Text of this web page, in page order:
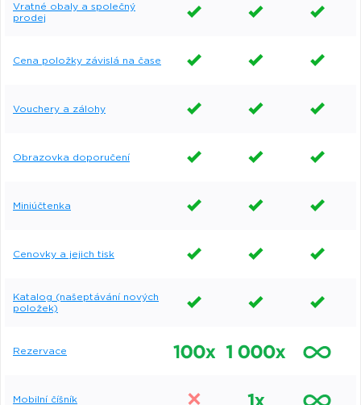
Vratné obaly a společný
prodej
Cena položky závislá na čase
Vouchery a zálohy
Obrazovka doporučení
Miniúčtenka
Cenovky a jejich tisk
Katalog (našeptávání nových
položek)
Rezervace
Mobilní číšník